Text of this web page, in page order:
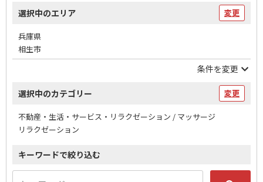
選択中のエリア 変更
兵庫県
相生市
条件を変更
選択中のカテゴリー 変更
不動産・生活・サービス・リラクゼーション / マッサージ
リラクゼーション
キーワードで絞り込む